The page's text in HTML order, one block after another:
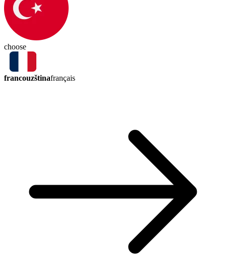
choose
francouzštinafrançais